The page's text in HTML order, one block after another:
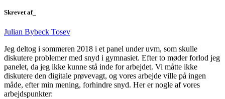
Skrevet af_
Julian Bybeck Tosev
Jeg deltog i sommeren 2018 i et panel under uvm, som skulle
diskutere problemer med snyd i gymnasiet. Efter to møder forlod jeg
panelet, da jeg ikke kunne stå inde for arbejdet. Vi måtte ikke
diskutere den digitale prøvevagt, og vores arbejde ville på ingen
måde, efter min mening, forhindre snyd. Her er nogle af vores
arbejdspunkter: